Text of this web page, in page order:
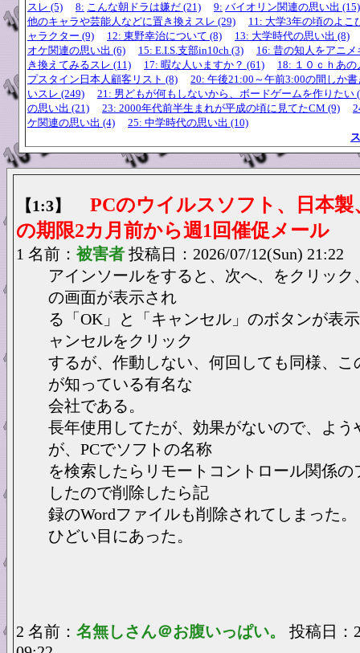
スレ (5)
8: こんな朝ドラは嫌だ (21) 9: バイオリン関連の思い出 (15)
他のキャラや芸能人などに置き換えスレ (29)
11: 大学3年の頃のよこ
ャラクター (9)
12: 東野幸治について (8)
13: 大学時代の思い出 (8)
オケ関連の思い出 (6)
15: E.I.S.支部in10ch (3)
16: 昔の知人をアニ
き換えてみるスレ (11)
17: 暇な人いますか？ (61)
18: １０ｃｈあの
プスタイン日本人顧客リスト (8)
20: 午後21:00～午前3:00の間しか
いスレ (249)
21: 男どもが何もしないから、ボードゲームを作りたい
の思い出 (21)
23: 2000年代前半生まれが平成の頃に見てたCM (9)
ケ関連の思い出 (4)
25: 中学時代の思い出 (10)
【1:3】 PCのウイルスソフト、日本製
の期限2カ月前から週1回催促メール
1 名前：被害者 投稿日：2026/07/12(Sun) 21:22
アインソールをすると、次へ、をクリック
の画面が表示され
る「OK」と「キャンセル」のボタンが表
ャンセルをクリック
するが、作動しない、何回しても同様、こ
が知っている有名な
会社である。
長年使用してたが、効果がないので、よう
が、PCでソフトの名称
を検索したらリモートコントロール関係の
したので削除したら記
録のWordファイルも削除されてしまった。
ひどい目にあった。
2 名前： 名無しさん＠お腹いっぱい。 投稿日：